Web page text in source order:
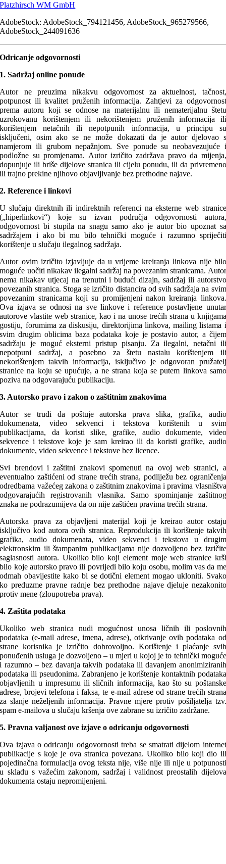
Platzhirsch WM GmbH
AdobeStock: AdobeStock_794121456, AdobeStock_965279566,
AdobeStock_244091636
Odricanje odgovornosti
1. Sadržaj online ponude
Autor ne preuzima nikakvu odgovornost za aktuelnost, tačnost,
potpunost ili kvalitet pruženih informacija. Zahtjevi za odgovornost
prema autoru koji se odnose na materijalnu ili nematerijalnu štetu
uzrokovanu korištenjem ili nekorištenjem pruženih informacija ili
korištenjem netačnih ili nepotpunih informacija, u principu su
isključeni, osim ako se ne može dokazati da je autor djelovao s
namjerom ili grubom nepažnjom. Sve ponude su neobavezujuće i
podložne su promjenama. Autor izričito zadržava pravo da mijenja,
dopunjuje ili briše dijelove stranica ili cijelu ponudu, ili da privremeno
ili trajno prekine njihovo objavljivanje bez prethodne najave.
2. Reference i linkovi
U slučaju direktnih ili indirektnih referenci na eksterne web stranice
(„hiperlinkovi“) koje su izvan područja odgovornosti autora,
odgovornost bi stupila na snagu samo ako je autor bio upoznat sa
sadržajem i ako bi mu bilo tehnički moguće i razumno spriječiti
korištenje u slučaju ilegalnog sadržaja.
Autor ovim izričito izjavljuje da u vrijeme kreiranja linkova nije bilo
moguće uočiti nikakav ilegalni sadržaj na povezanim stranicama. Autor
nema nikakav utjecaj na trenutni i budući dizajn, sadržaj ili autorstvo
povezanih stranica. Stoga se izričito distancira od svih sadržaja na svim
povezanim stranicama koji su promijenjeni nakon kreiranja linkova.
Ova izjava se odnosi na sve linkove i reference postavljene unutar
autorove vlastite web stranice, kao i na unose trećih strana u knjigama
gostiju, forumima za diskusiju, direktorijima linkova, mailing listama i
svim drugim oblicima baza podataka koje je postavio autor, a čijem
sadržaju je moguć eksterni pristup pisanju. Za ilegalni, netačni ili
nepotpuni sadržaj, a posebno za štetu nastalu korištenjem ili
nekorištenjem takvih informacija, isključivo je odgovoran pružatelj
stranice na koju se upućuje, a ne strana koja se putem linkova samo
poziva na odgovarajuću publikaciju.
3. Autorsko pravo i zakon o zaštitnim znakovima
Autor se trudi da poštuje autorska prava slika, grafika, audio
dokumenata, video sekvenci i tekstova korištenih u svim
publikacijama, da koristi slike, grafike, audio dokumente, video
sekvence i tekstove koje je sam kreirao ili da koristi grafike, audio
dokumente, video sekvence i tekstove bez licence.
Svi brendovi i zaštitni znakovi spomenuti na ovoj web stranici, a
eventualno zaštićeni od strane trećih strana, podliježu bez ograničenja
odredbama važećeg zakona o zaštitnim znakovima i pravima vlasništva
odgovarajućih registrovanih vlasnika. Samo spominjanje zaštitnog
znaka ne podrazumijeva da on nije zaštićen pravima trećih strana.
Autorska prava za objavljeni materijal koji je kreirao autor ostaju
isključivo kod autora ovih stranica. Reprodukcija ili korištenje takvih
grafika, audio dokumenata, video sekvenci i tekstova u drugim
elektronskim ili štampanim publikacijama nije dozvoljeno bez izričite
saglasnosti autora. Ukoliko bilo koji element moje web stranice krši
bilo koje autorsko pravo ili povrijedi bilo koju osobu, molim vas da me
odmah obavijestite kako bi se dotični element mogao ukloniti. Svako
ko preduzme pravne radnje bez prethodne najave djeluje nezakonito
protiv mene (zloupotreba prava).
4. Zaštita podataka
Ukoliko web stranica nudi mogućnost unosa ličnih ili poslovnih
podataka (e-mail adrese, imena, adrese), otkrivanje ovih podataka od
strane korisnika je izričito dobrovoljno. Korištenje i plaćanje svih
ponuđenih usluga je dozvoljeno – u mjeri u kojoj je to tehnički moguće
i razumno – bez davanja takvih podataka ili davanjem anonimiziranih
podataka ili pseudonima. Zabranjeno je korištenje kontaktnih podataka
objavljenih u impresumu ili sličnih informacija, kao što su poštanske
adrese, brojevi telefona i faksa, te e-mail adrese od strane trećih strana
za slanje neželjenih informacija. Pravne mjere protiv pošiljatelja tzv.
spam e-mailova u slučaju kršenja ove zabrane su izričito zadržane.
5. Pravna valjanost ove izjave o odricanju odgovornosti
Ova izjava o odricanju odgovornosti treba se smatrati dijelom internet
publikacije s koje je ova stranica povezana. Ukoliko bilo koji dio ili
pojedinačna formulacija ovog teksta nije, više nije ili nije u potpunosti
u skladu s važećim zakonom, sadržaj i validnost preostalih dijelova
dokumenta ostaju nepromijenjeni.